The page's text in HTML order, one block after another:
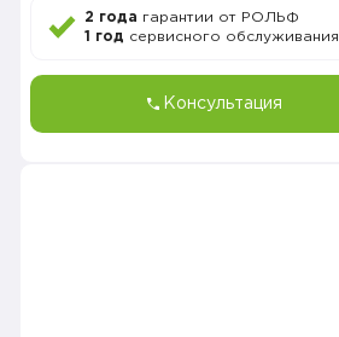
2 года гарантии от РОЛЬФ
1 год сервисного обслуживания
Консультация